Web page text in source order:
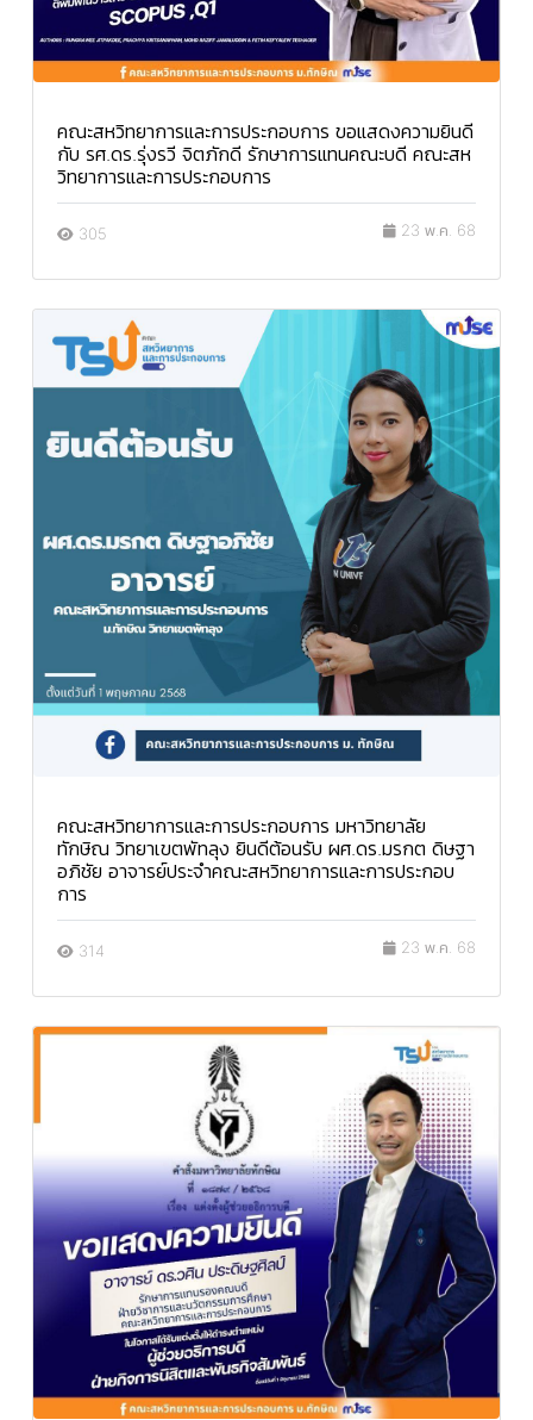
คณะสหวิทยาการและการประกอบการ ขอแสดงความยินดี
กับ รศ.ดร.รุ่งรวี จิตภักดี รักษาการแทนคณะบดี คณะสห
วิทยาการและการประกอบการ
305 23 พ.ค. 68
คณะสหวิทยาการและการประกอบการ มหาวิทยาลัย
ทักษิณ วิทยาเขตพัทลุง ยินดีต้อนรับ ผศ.ดร.มรกต ดิษฐา
อภิชัย อาจารย์ประจำคณะสหวิทยาการและการประกอบ
การ
314 23 พ.ค. 68